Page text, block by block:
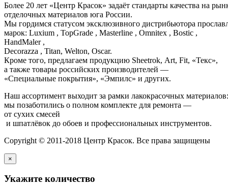
Более 20 лет «Центр Красок» задаёт стандарты качества на
отделочных материалов юга России.
Мы гордимся статусом эксклюзивного дистрибьютора
марок: Luxium , TopGrade , Masterline , Omnitex , Bostic ,
HandMaler ,
Decorazza , Titan, Welton, Oscar.
Кроме того, предлагаем продукцию Sheetrok, Art, Fit, «Текс»,
а также товары российских производителей —
«Специальные покрытия», «Эмпилс» и других.
Наш ассортимент выходит за рамки лакокрасочных
мы позаботились о полном комплекте для ремонта —
от сухих смесей
и шпатлёвок до обоев и профессиональных инструментов.
Copyright © 2011-2018 Центр Красок. Все права защищены
×
Укажите количество